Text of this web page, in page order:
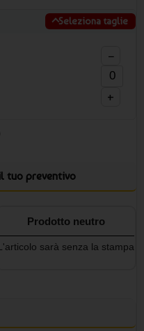
Seleziona taglie
−
+
tuo preventivo
Prodotto neutro
sarà senza la stampa